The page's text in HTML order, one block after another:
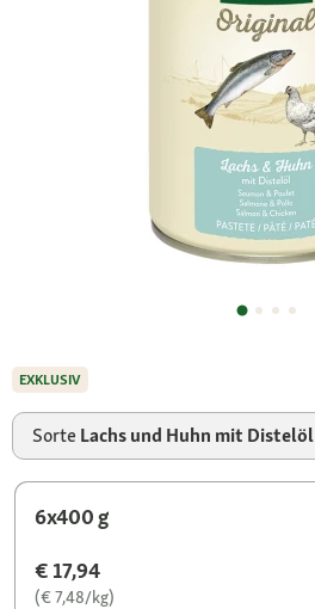
Sorte Lachs und Huhn mit Distelöl
6x400 g
€ 17,94
(€ 7,48/kg)
EXKLUSIV